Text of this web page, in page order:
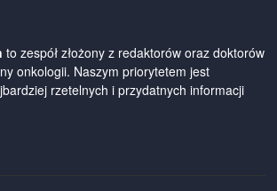
to zespół złożony z redaktorów oraz doktorów
onkologii. Naszym priorytetem jest
rzetelnych i przydatnych informacji